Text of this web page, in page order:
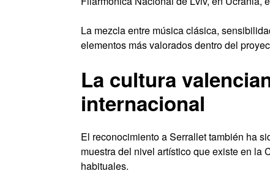
La mezcla entre música clásica,
elementos más valorados dentro del
La cultura
internacional
El reconocimiento a Serrallet también ha
muestra del nivel artístico que existe en la
habituales.